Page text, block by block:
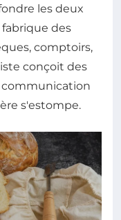
les deux
des
comptoirs,
conçoit des
s'estompe.